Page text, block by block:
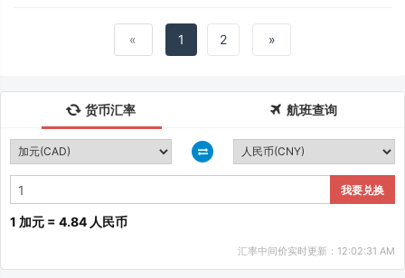
« 1 2 »
货币汇率 航班查询
我要兑换
1 加元 = 4.84 人民币
汇率中间价实时更新：12:02:31 AM